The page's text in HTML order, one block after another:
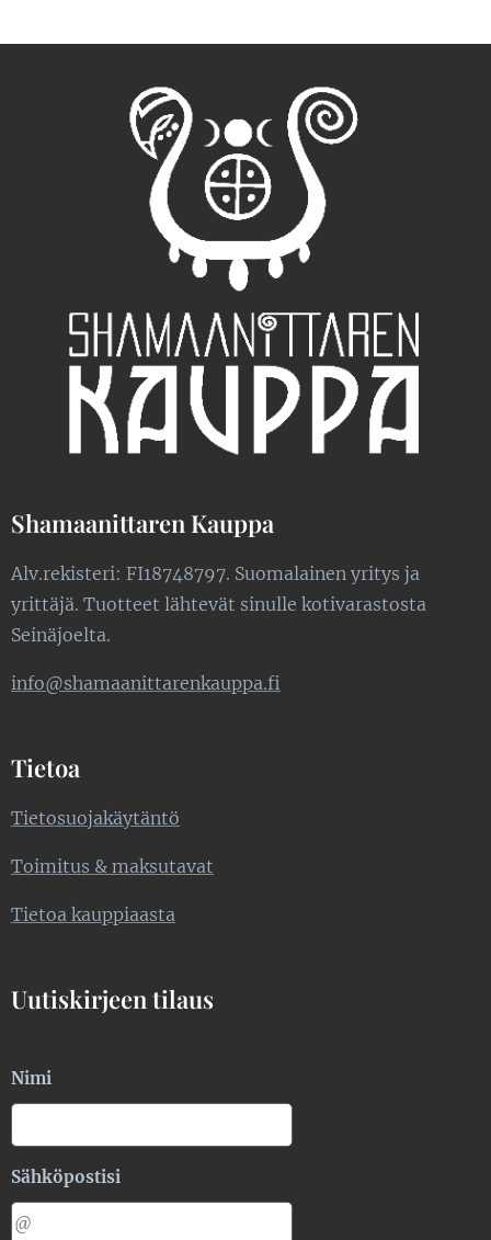
Shamaanittaren Kauppa
Alv.rekisteri: FI18748797. Suomalainen yritys ja
yrittäjä. Tuotteet lähtevät sinulle kotivarastosta
Seinäjoelta.
info@shamaanittarenkauppa.fi
Tietoa
Tietosuojakäytäntö
Toimitus & maksutavat
Tietoa kauppiaasta
Uutiskirjeen tilaus
Nimi
Sähköpostisi